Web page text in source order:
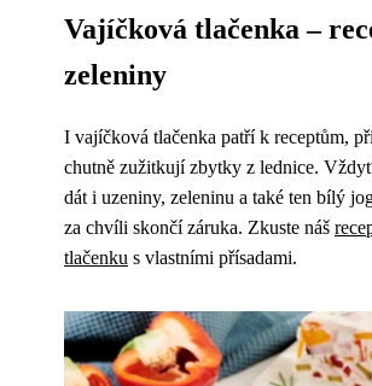
Vajíčková tlačenka –
zeleniny
I vajíčková tlačenka patří k receptům,
chutně zužitkují zbytky z lednice.
dát i uzeniny, zeleninu a také ten bílý
za chvíli skončí záruka. Zkuste náš
tlačenku s vlastními přísadami.